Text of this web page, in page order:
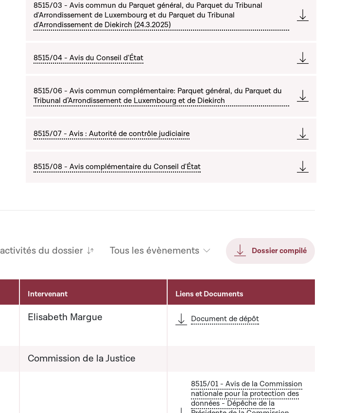
8515/03 - Avis commun du Parquet général, du Parquet du Tribunal
d'Arrondissement de Luxembourg et du Parquet du Tribunal
d'Arrondissement de Diekirch (24.3.2025)
8515/04 - Avis du Conseil d'État
8515/06 - Avis commun complémentaire: Parquet général, du Parquet du
Tribunal d’Arrondissement de Luxembourg et de Diekirch
8515/07 - Avis : Autorité de contrôle judiciaire
8515/08 - Avis complémentaire du Conseil d'État
du dossier Tous les évènements Dossier compilé
Intervenant Liens et Documents
Elisabeth Margue Document de dépôt
Commission de la Justice
8515/01 - Avis de la Commission
nationale pour la protection des
données - Dépêche de la